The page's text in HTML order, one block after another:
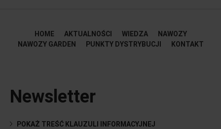
HOME AKTUALNOŚCI WIEDZA
NAWOZY
NAWOZY GARDEN
PUNKTY DYSTRYBUCJI KONTAKT
Newsletter
POKAŻ TREŚĆ KLAUZULI INFORMACYJNEJ